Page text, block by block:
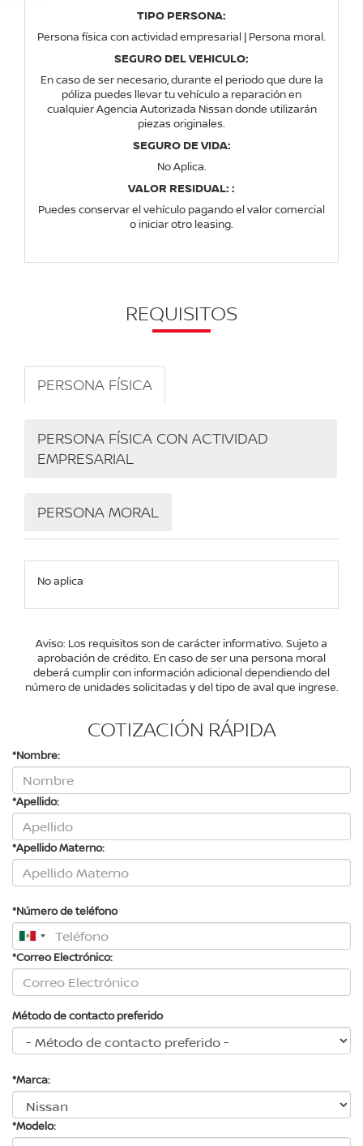
TIPO PERSONA:
Persona física con actividad empresarial | Persona moral.
SEGURO DEL VEHICULO:
En caso de ser necesario, durante el periodo que dure la
póliza puedes llevar tu vehículo a reparación en
cualquier Agencia Autorizada Nissan donde utilizarán
piezas originales.
SEGURO DE VIDA:
No Aplica.
VALOR RESIDUAL: :
Puedes conservar el vehículo pagando el valor comercial
o iniciar otro leasing.
REQUISITOS
PERSONA FÍSICA
PERSONA FÍSICA CON ACTIVIDAD
EMPRESARIAL
PERSONA MORAL
No aplica
Aviso: Los requisitos son de carácter informativo. Sujeto a
aprobación de crédito. En caso de ser una persona moral
deberá cumplir con información adicional dependiendo del
número de unidades solicitadas y del tipo de aval que ingrese.
COTIZACIÓN RÁPIDA
*Nombre:
*Apellido:
*Apellido Materno:
*Número de teléfono
*Correo Electrónico:
Método de contacto preferido
*Marca:
*Modelo: